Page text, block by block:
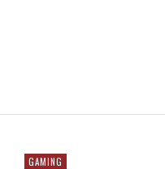
GAMING